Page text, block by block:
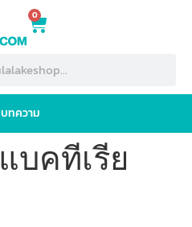
0
บทความ
แบคทีเรีย